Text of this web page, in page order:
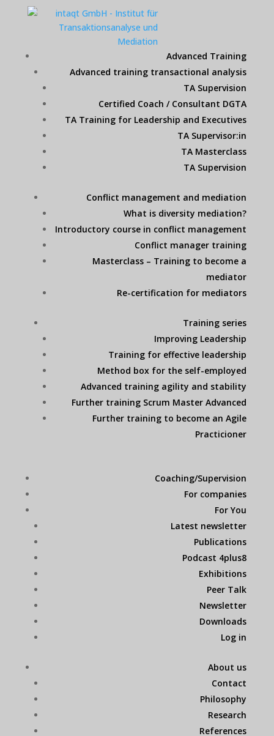
Advanced Training
Advanced training transactional analysis
TA Supervision
Certified Coach / Consultant DGTA
TA Training for Leadership and Executives
TA Supervisor:in
TA Masterclass
TA Supervision
Conflict management and mediation
What is diversity mediation?
Introductory course in conflict management
Conflict manager training
Masterclass – Training to become a
mediator
Re-certification for mediators
Training series
Improving Leadership
Training for effective leadership
Method box for the self-employed
Advanced training agility and stability
Further training Scrum Master Advanced
Further training to become an Agile
Practicioner
Coaching/Supervision
For companies
For You
Latest newsletter
Publications
Podcast 4plus8
Exhibitions
Peer Talk
Newsletter
Downloads
Log in
About us
Contact
Philosophy
Research
References